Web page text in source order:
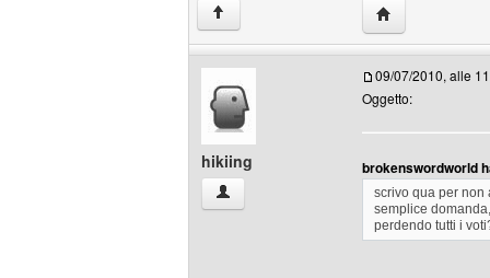
↑ HomePage:
hikiing
hikiing Profilo
09/07/2010, alle
Oggetto:
brokenswordworld
scrivo qua per non
semplice
perdendo tutti i